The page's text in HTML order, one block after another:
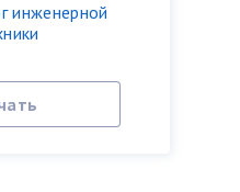
инженерной